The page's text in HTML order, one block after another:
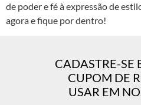
de poder e fé à expressão de
agora e fique por dentro!
CADASTRE-SE
CUPOM DE
USAR EM